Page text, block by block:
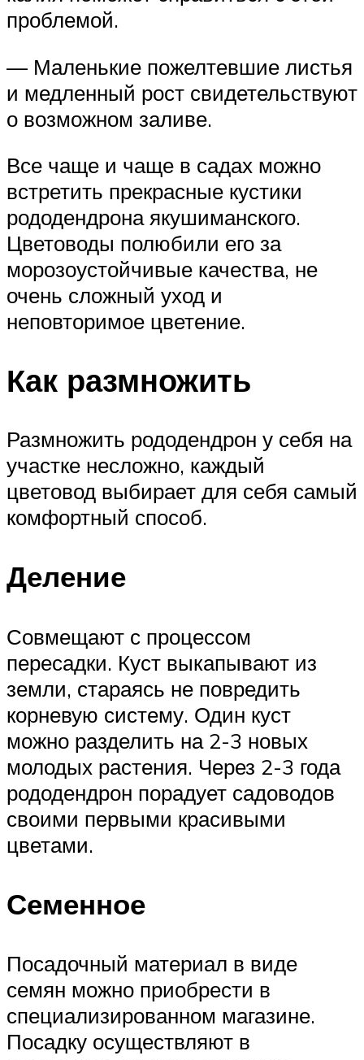
проблемой.
— Маленькие пожелтевшие листья
и медленный рост свидетельствуют
о возможном заливе.
Все чаще и чаще в садах можно
встретить прекрасные кустики
рододендрона якушиманского.
Цветоводы полюбили его за
морозоустойчивые качества, не
очень сложный уход и
неповторимое цветение.
Как размножить
Размножить рододендрон у себя на
участке несложно, каждый
цветовод выбирает для себя самый
комфортный способ.
Деление
Совмещают с процессом
пересадки. Куст выкапывают из
земли, стараясь не повредить
корневую систему. Один куст
можно разделить на 2-3 новых
молодых растения. Через 2-3 года
рододендрон порадует садоводов
своими первыми красивыми
цветами.
Семенное
Посадочный материал в виде
семян можно приобрести в
специализированном магазине.
Посадку осуществляют в